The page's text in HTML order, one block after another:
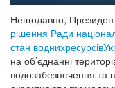
Нещодавно, Президент
рішення Ради
стан
на об’єднанні
водозабезпечення та
екоактивісти